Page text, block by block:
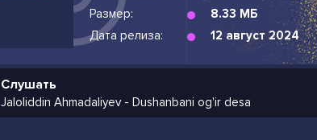
Размер:
8.33 МБ
Дата релиза:
12 август 2024
Слушать
Jaloliddin Ahmadaliyev - Dushanbani og'ir desa